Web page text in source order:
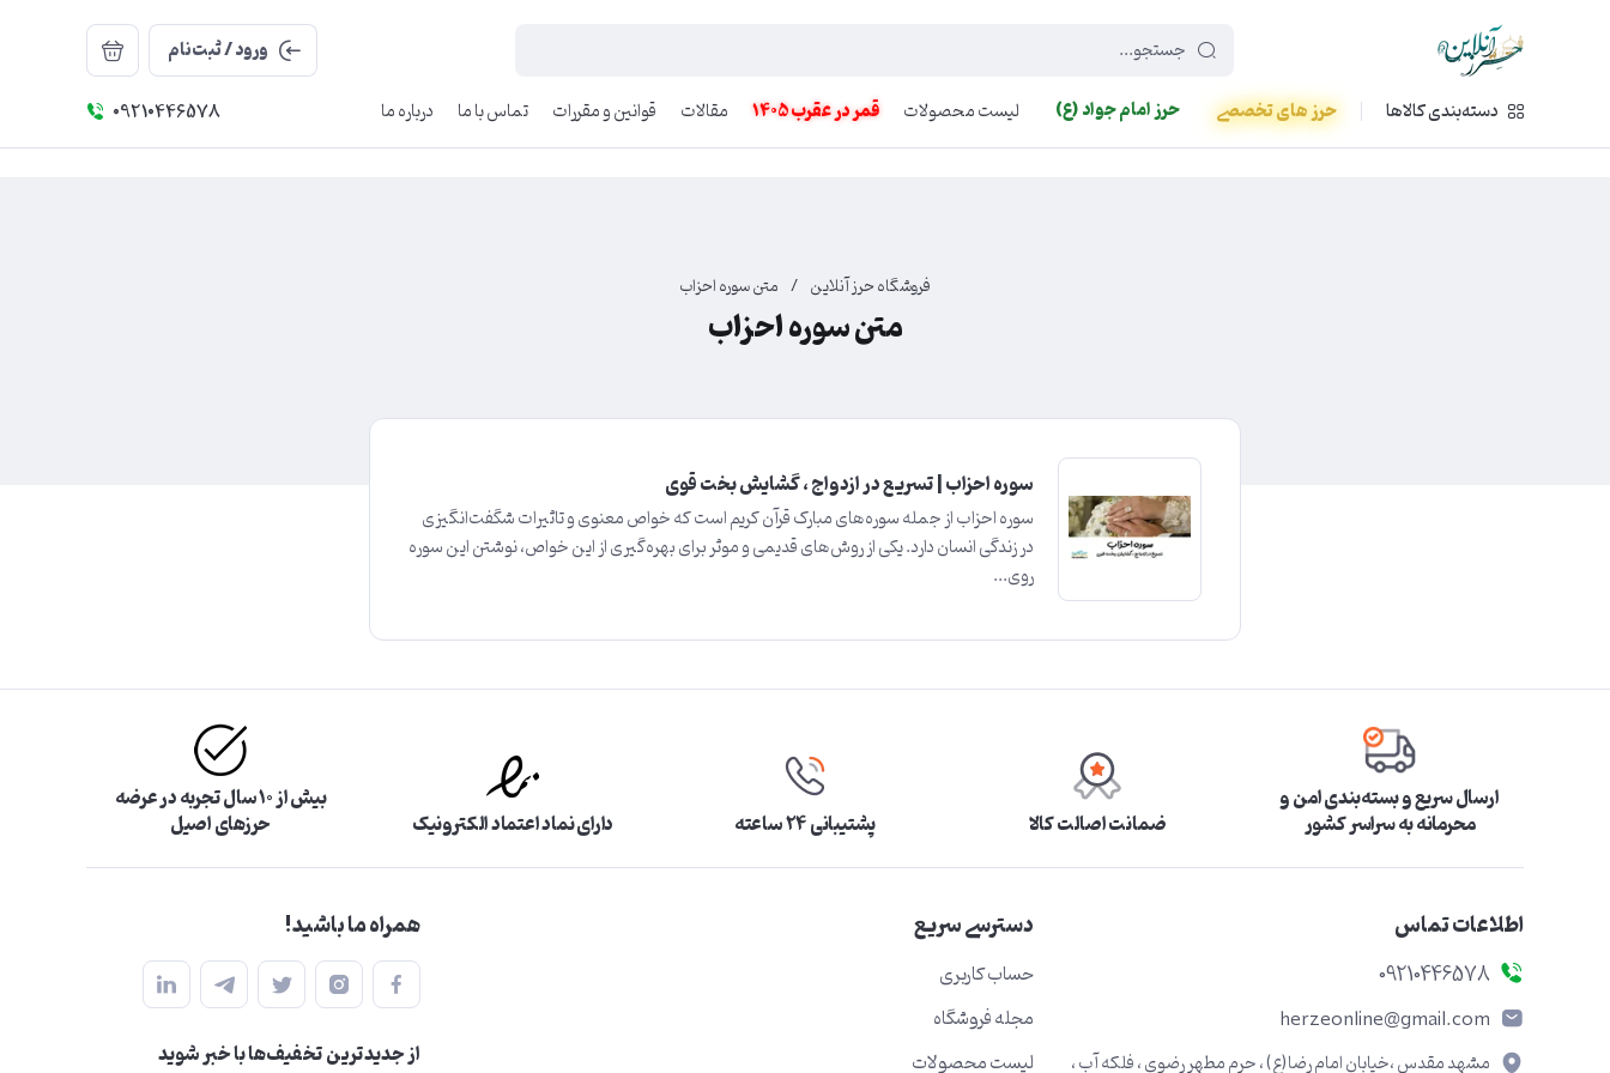
449f43cf-3da2-4422-bb12-2566cb5b8b05
ورود / ثبت‌نام
دسته‌بندی کالاها
حرز های تخصصی حرز امام جواد (ع) لیست محصولات قمر در عقرب 1405 مقالات قوانین و مقررات تماس با ما درباره ما 09210446578
فروشگاه حرز آنلاین / متن سوره احزاب
متن سوره احزاب
سوره احزاب | تسریع در ازدواج ، گشایش بخت قوی
سوره احزاب از جمله سوره‌های مبارک قرآن کریم است که خواص معنوی و تاثیرات شگفت‌انگیزی
در زندگی انسان دارد. یکی از روش‌های قدیمی و موثر برای بهره‌گیری از این خواص، نوشتن این سوره
روی...
ارسال سریع و بسته‌بندی امن و
محرمانه به سراسر کشور ضمانت اصالت کالا پشتیبانی ۲۴ ساعته دارای نماد اعتماد الکترونیک
بیش از ۱۰ سال تجربه در عرضه
حرزهای اصیل
اطلاعات تماس
09210446578
herzeonline@gmail.com
مشهد مقدس ،خیابان امام رضا(ع) ، حرم مطهر رضوی ، فلکه آب ،
دسترسی سریع
حساب کاربری
مجله فروشگاه
لیست محصولات
همراه ما باشید!
از جدید‌ترین تخفیف‌ها با‌ خبر شوید